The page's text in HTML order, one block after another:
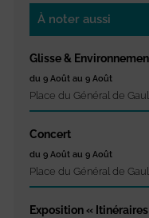
À noter aussi
Glisse &
du 9 Août au 9 Août
Place du Général de
Concert
du 9 Août au 9 Août
Place du Général de
Exposition «